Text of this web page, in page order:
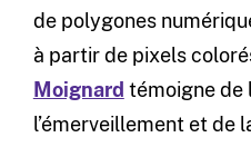
de polygones
à partir de pixels
Moignard témoigne de
l’émerveillement et de